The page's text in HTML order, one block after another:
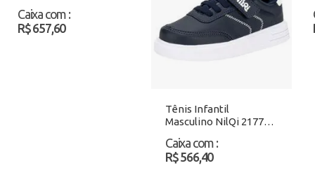
Caixa com :
R$ 657,60
Tênis Infantil
Masculino NilQi 2177
Caixa com :
R$ 566,40